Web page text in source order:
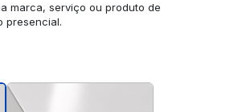
marca, serviço ou produto de
presencial.